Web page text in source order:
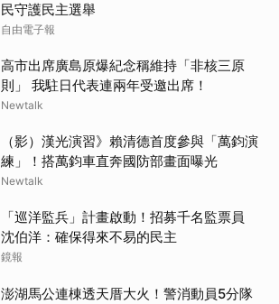
民守護民主選舉
自由電子報
高市出席廣島原爆紀念稱維持「非核三原
則」 我駐日代表連兩年受邀出席！
Newtalk
（影）漢光演習》賴清德首度參與「萬鈞演
練」！搭萬鈞車直奔國防部畫面曝光
Newtalk
「巡洋監兵」計畫啟動！招募千名監票員
沈伯洋：確保得來不易的民主
鏡報
澎湖馬公連棟透天厝大火！警消動員5分隊